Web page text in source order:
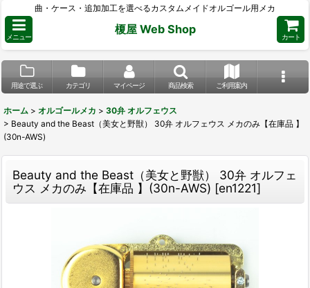
曲・ケース・追加加工を選べるカスタムメイドオルゴール用メカ
メニュー
榎屋 Web Shop
カート
用途で選ぶ カテゴリ マイページ 商品検索 ご利用案内
ホーム > オルゴールメカ > 30弁 オルフェウス
> Beauty and the Beast（美女と野獣） 30弁 オルフェウス メカのみ【在庫品 】
(30n-AWS)
Beauty and the Beast（美女と野獣） 30弁 オルフェ
ウス メカのみ【在庫品 】(30n-AWS) [en1221]